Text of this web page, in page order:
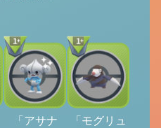
「アサナ
「モグリュ